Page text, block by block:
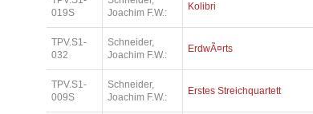
019S
Joachim F.W.:
Kolibri
TPV.S1-
032
Schneider,
Joachim F.W.:
ErdwÃ¤rts
TPV.S1-
009S
Schneider,
Joachim F.W.:
Erstes Streichquartett